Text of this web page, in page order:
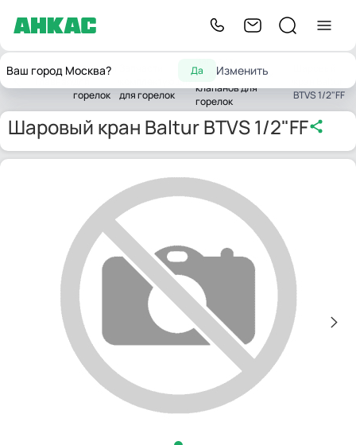
Ваш город Москва? Да Изменить
Главная
Запчасти
горелок
для горелок
жидкотопливных
клапанов для
горелок
BTVS 1/2"FF
Шаровый кран Baltur BTVS 1/2"FF